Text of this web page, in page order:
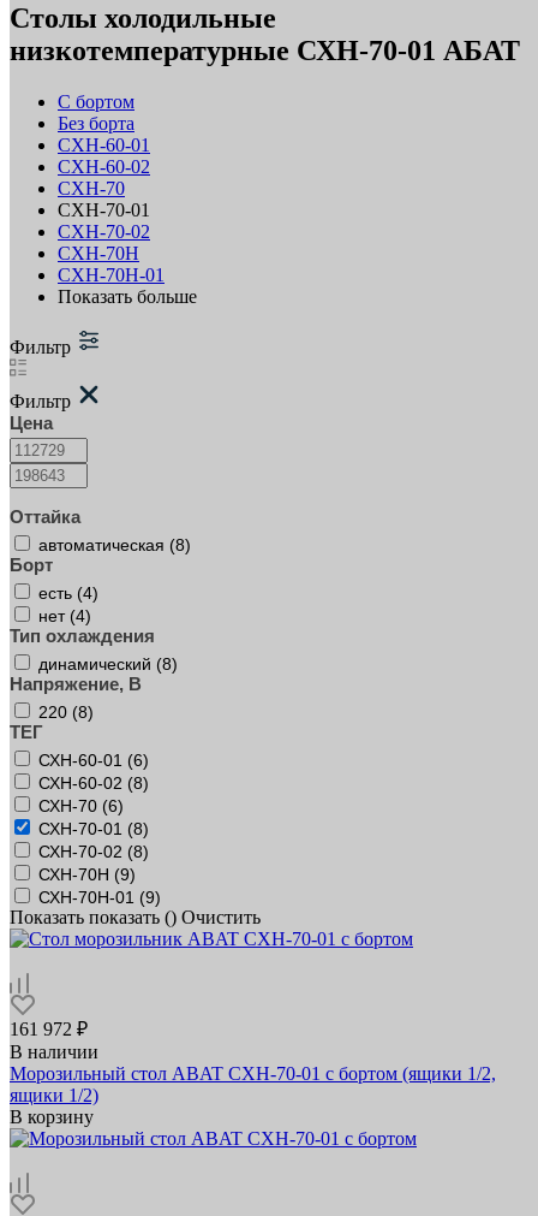
Столы холодильные
низкотемпературные СХН-70-01 АБАТ
С бортом
Без борта
СХН-60-01
СХН-60-02
СХН-70
СХН-70-01
СХН-70-02
СХН-70Н
СХН-70Н-01
Показать больше
Фильтр
Фильтр
Цена
Оттайка
автоматическая (8)
Борт
есть (4)
нет (4)
Тип охлаждения
динамический (8)
Напряжение, В
220 (8)
ТЕГ
СХН-60-01 (6)
СХН-60-02 (8)
СХН-70 (6)
СХН-70-01 (8)
СХН-70-02 (8)
СХН-70Н (9)
СХН-70Н-01 (9)
Показать показать () Очистить
161 972 ₽
В наличии
Морозильный стол ABAT СХН-70-01 с бортом (ящики 1/2,
ящики 1/2)
В корзину